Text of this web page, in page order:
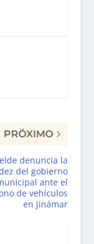
PRÓXIMO
denuncia la
del gobierno
ante el
de vehículos
en Jinámar